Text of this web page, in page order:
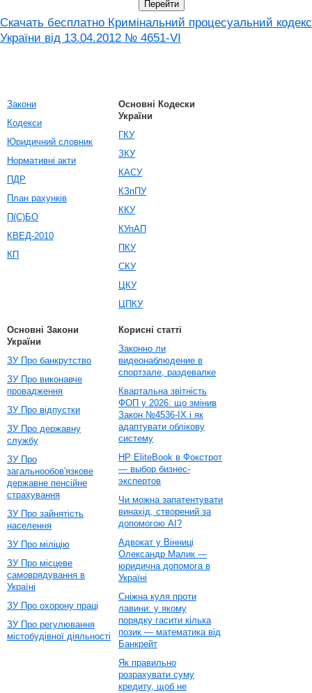
Скачать бесплатно Кримінальний процесуальний кодекс
України від 13.04.2012 № 4651-VI
Закони
Кодекси
Юридичний словник
Нормативні акти
ПДР
План рахунків
П(С)БО
КВЕД-2010
КП
Основні Кодески
України
ГКУ
ЗКУ
КАСУ
КЗпПУ
ККУ
КУпАП
ПКУ
СКУ
ЦКУ
ЦПКУ
Основні Закони
України
ЗУ Про банкрутство
ЗУ Про виконавче
провадження
ЗУ Про відпустки
ЗУ Про державну
службу
ЗУ Про
загальнообов'язкове
державне пенсійне
страхування
ЗУ Про зайнятість
населення
ЗУ Про міліцію
ЗУ Про місцеве
самоврядування в
Україні
ЗУ Про охорону праці
ЗУ Про регулювання
містобудівної діяльності
Корисні статті
Законно ли
видеонаблюдение в
спортзале, раздевалке
Квартальна звітність
ФОП у 2026: що змінив
Закон №4536-IX і як
адаптувати облікову
систему
HP EliteBook в Фокстрот
— выбор бизнес-
экспертов
Чи можна запатентувати
винахід, створений за
допомогою AI?
Адвокат у Вінниці
Олександр Малик —
юридична допомога в
Україні
Сніжна куля проти
лавини: у якому
порядку гасити кілька
позик — математика від
Банкрейт
Як правильно
розрахувати суму
кредиту, щоб не